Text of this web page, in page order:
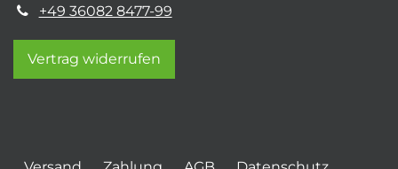
+49 36082 8477-99
Vertrag widerrufen